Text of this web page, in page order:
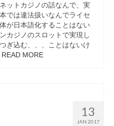
ットカジノの話なんで、実
では違法扱いなんでライセ
が日本語化することはない
カジノのスロットで実現し
ぎ込む、、、ことはないけ
READ MORE
13
JAN 2017